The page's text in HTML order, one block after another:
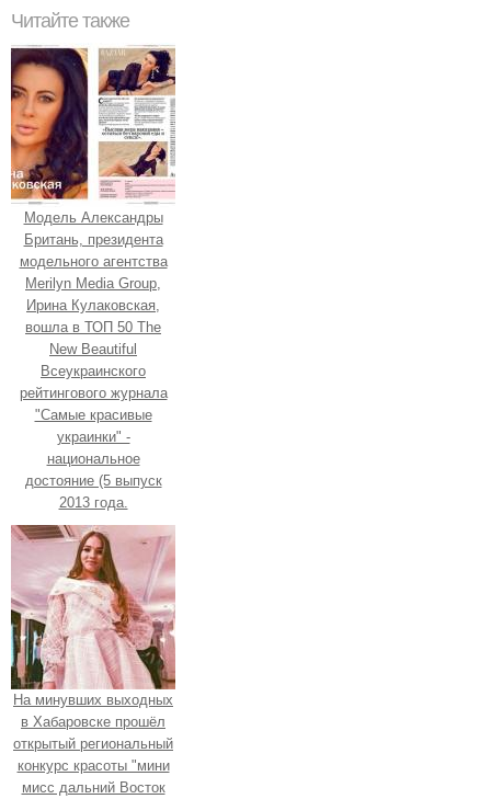
Читайте также
Модель Александры
Британь, президента
модельного агентства
Merilyn Media Group,
Ирина Кулаковская,
вошла в ТОП 50 The
New Beautiful
Всеукраинского
рейтингового журнала
"Самые красивые
украинки" -
национальное
достояние (5 выпуск
2013 года.
На минувших выходных
в Хабаровске прошёл
открытый региональный
конкурс красоты "мини
мисс дальний Восток